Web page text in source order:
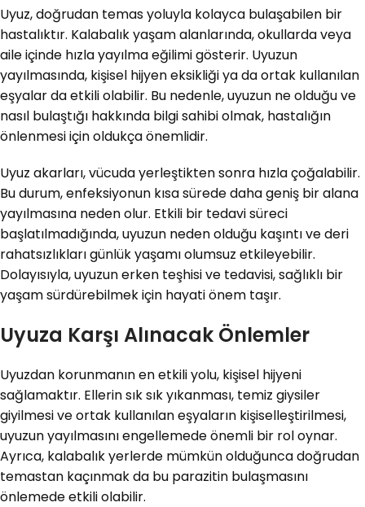
Uyuz, doğrudan temas yoluyla kolayca bulaşabilen bir
hastalıktır. Kalabalık yaşam alanlarında, okullarda veya
aile içinde hızla yayılma eğilimi gösterir. Uyuzun
yayılmasında, kişisel hijyen eksikliği ya da ortak kullanılan
eşyalar da etkili olabilir. Bu nedenle, uyuzun ne olduğu ve
nasıl bulaştığı hakkında bilgi sahibi olmak, hastalığın
önlenmesi için oldukça önemlidir.
Uyuz akarları, vücuda yerleştikten sonra hızla çoğalabilir.
Bu durum, enfeksiyonun kısa sürede daha geniş bir alana
yayılmasına neden olur. Etkili bir tedavi süreci
başlatılmadığında, uyuzun neden olduğu kaşıntı ve deri
rahatsızlıkları günlük yaşamı olumsuz etkileyebilir.
Dolayısıyla, uyuzun erken teşhisi ve tedavisi, sağlıklı bir
yaşam sürdürebilmek için hayati önem taşır.
Uyuza Karşı Alınacak Önlemler
Uyuzdan korunmanın en etkili yolu, kişisel hijyeni
sağlamaktır. Ellerin sık sık yıkanması, temiz giysiler
giyilmesi ve ortak kullanılan eşyaların kişiselleştirilmesi,
uyuzun yayılmasını engellemede önemli bir rol oynar.
Ayrıca, kalabalık yerlerde mümkün olduğunca doğrudan
temastan kaçınmak da bu parazitin bulaşmasını
önlemede etkili olabilir.